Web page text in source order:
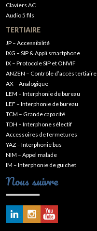
Claviers AC
Audio 5 fils
TERTIAIRE
JP – Accessibilité
IXG – SIP & Appli smartphone
IX – Protocole SIP et ONVIF
ANZEN – Contrôle d’accès tertiaire
AX – Analogique
LEM – Interphonie de bureau
LEF – Interphonie de bureau
TCM – Grande capacité
TDH – Interphone sélectif
Accessoires de fermetures
YAZ – Interphonie bus
NIM – Appel malade
IM – Interphonie de guichet
Nous suivre